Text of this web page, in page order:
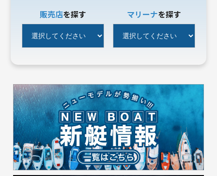
販売店を探す マリーナを探す